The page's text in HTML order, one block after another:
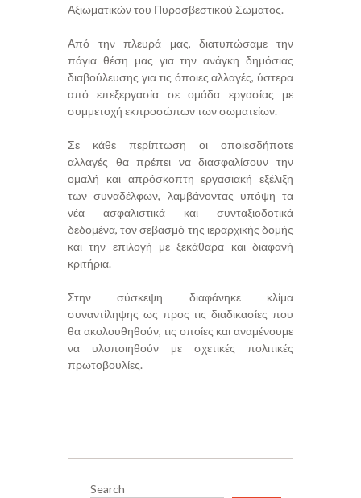
Αξιωματικών του Πυροσβεστικού Σώματος.
Από την πλευρά μας, διατυπώσαμε την
πάγια θέση μας για την ανάγκη δημόσιας
διαβούλευσης για τις όποιες αλλαγές, ύστερα
από επεξεργασία σε ομάδα εργασίας με
συμμετοχή εκπροσώπων των σωματείων.
Σε κάθε περίπτωση οι οποιεσδήποτε
αλλαγές θα πρέπει να διασφαλίσουν την
ομαλή και απρόσκοπτη εργασιακή εξέλιξη
των συναδέλφων, λαμβάνοντας υπόψη τα
νέα ασφαλιστικά και συνταξιοδοτικά
δεδομένα, τον σεβασμό της ιεραρχικής δομής
και την επιλογή με ξεκάθαρα και διαφανή
κριτήρια.
Στην σύσκεψη διαφάνηκε κλίμα
συναντίληψης ως προς τις διαδικασίες που
θα ακολουθηθούν, τις οποίες και αναμένουμε
να υλοποιηθούν με σχετικές πολιτικές
πρωτοβουλίες.
Search